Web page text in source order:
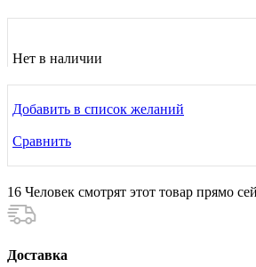
Нет в наличии
Добавить в список желаний
Сравнить
16 Человек смотрят этот товар прямо
Доставка